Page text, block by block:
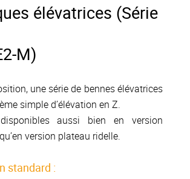
élévatrices (Série
M)
une série de bennes élévatrices
simple d’élévation en Z.
aussi bien en version
version plateau ridelle.
standard :